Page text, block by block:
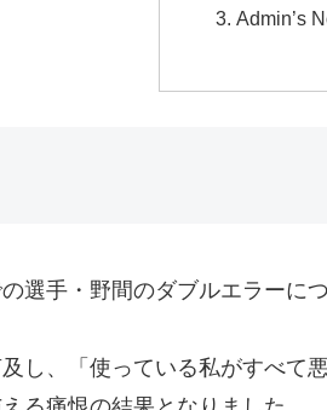
Admin’s
選手・野間のダブルエラーに
し、「使っている私がすべ